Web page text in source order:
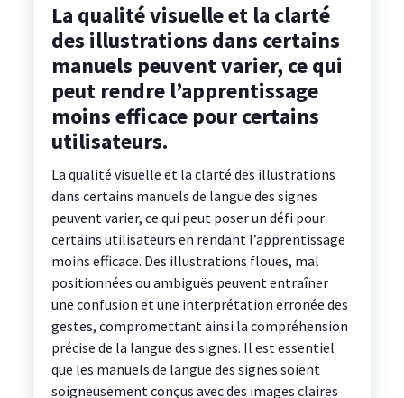
La qualité visuelle et la clarté
des illustrations dans certains
manuels peuvent varier, ce qui
peut rendre l’apprentissage
moins efficace pour certains
utilisateurs.
La qualité visuelle et la clarté des illustrations
dans certains manuels de langue des signes
peuvent varier, ce qui peut poser un défi pour
certains utilisateurs en rendant l’apprentissage
moins efficace. Des illustrations floues, mal
positionnées ou ambiguës peuvent entraîner
une confusion et une interprétation erronée des
gestes, compromettant ainsi la compréhension
précise de la langue des signes. Il est essentiel
que les manuels de langue des signes soient
soigneusement conçus avec des images claires